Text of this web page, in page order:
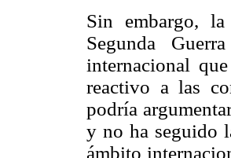
Sin embargo,
Segunda
internacional
reactivo a las
podría
y no ha seguido
ámbito